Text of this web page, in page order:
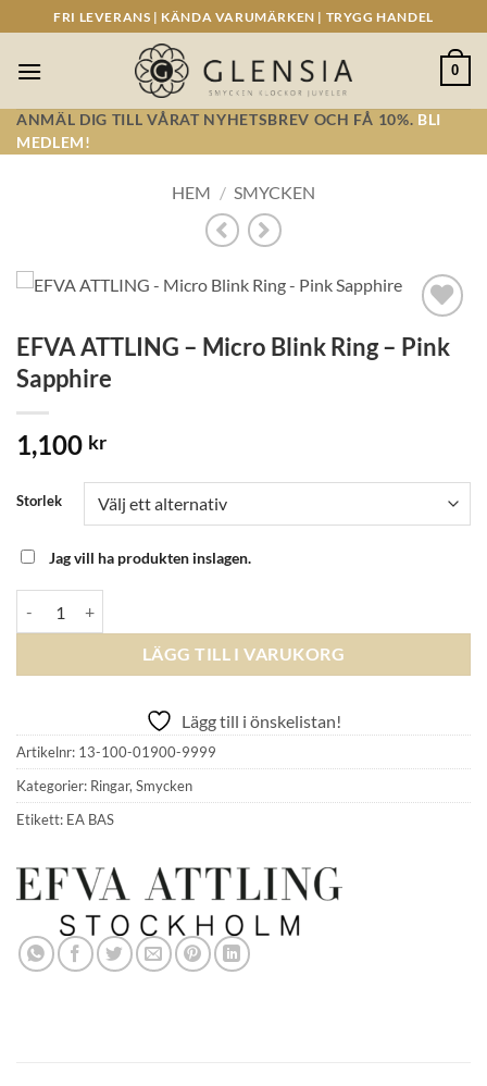
to
content
FRI LEVERANS | KÄNDA VARUMÄRKEN | TRYGG HANDEL
0
ANMÄL DIG TILL VÅRAT NYHETSBREV OCH FÅ 10%. BLI
MEDLEM!
HEM / SMYCKEN
Lägg till i
önskelistan!
EFVA ATTLING – Micro Blink Ring – Pink
Sapphire
1,100 kr
Storlek
Jag vill ha produkten inslagen.
LÄGG TILL I VARUKORG
Lägg till i önskelistan!
Artikelnr: 13-100-01900-9999
Kategorier: Ringar, Smycken
Etikett: EA BAS